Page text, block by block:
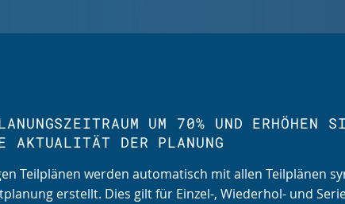
UM 70% UND ERHÖHEN
DER PLANUNG
Teilplänen werden automatisch mit allen Teilplänen
erstellt. Dies gilt für Einzel-, Wiederhol- und